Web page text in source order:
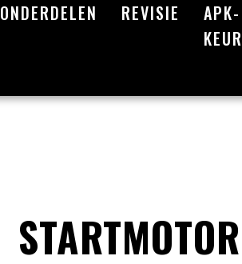
ONDERDELEN REVISIE
APK-
STARTMOTOR